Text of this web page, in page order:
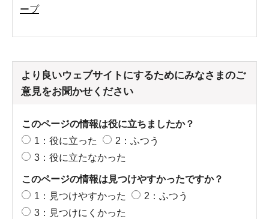
ープ
より良いウェブサイトにするためにみなさまのご
意見をお聞かせください
このページの情報は役に立ちましたか？
1：役に立った
2：ふつう
3：役に立たなかった
このページの情報は見つけやすかったですか？
1：見つけやすかった
2：ふつう
3：見つけにくかった